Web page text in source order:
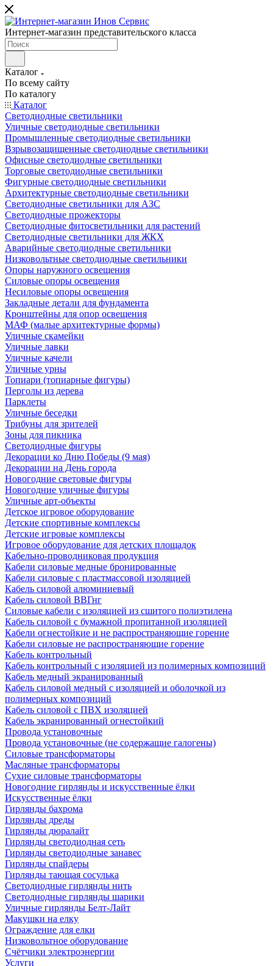
Интернет-магазин представительского класса
Каталог
По всему сайту
По каталогу
Каталог
Светодиодные светильники
Уличные светодиодные светильники
Промышленные светодиодные светильники
Взрывозащищенные светодиодные светильники
Офисные светодиодные светильники
Торговые светодиодные светильники
Фигурные светодиодные светильники
Архитектурные светодиодные светильники
Светодиодные светильники для АЗС
Светодиодные прожекторы
Светодиодные фитосветильники для растений
Светодиодные светильники для ЖКХ
Аварийные светодиодные светильники
Низковольтные светодиодные светильники
Опоры наружного освещения
Силовые опоры освещения
Несиловые опоры освещения
Закладные детали для фундамента
Кронштейны для опор освещения
МАФ (малые архитектурные формы)
Уличные скамейки
Уличные лавки
Уличные качели
Уличные урны
Топиари (топиарные фигуры)
Перголы из дерева
Парклеты
Уличные беседки
Трибуны для зрителей
Зоны для пикника
Светодиодные фигуры
Декорации ко Дню Победы (9 мая)
Декорации на День города
Новогодние световые фигуры
Новогодние уличные фигуры
Уличные арт-объекты
Детское игровое оборудование
Детские спортивные комплексы
Детские игровые комплексы
Игровое оборудование для детских площадок
Кабельно-проводниковая продукция
Кабели силовые медные бронированные
Кабели силовые с пластмассовой изоляцией
Кабель силовой алюминиевый
Кабель силовой ВВГнг
Силовые кабели с изоляцией из сшитого полиэтилена
Кабель силовой с бумажной пропитанной изоляцией
Кабели огнестойкие и не распространяющие горение
Кабели силовые не распространяющие горение
Кабель контрольный
Кабель контрольный с изоляцией из полимерных композиций
Кабель медный экранированный
Кабель силовой медный с изоляцией и оболочкой из
полимерных композиций
Кабель силовой с ПВХ изоляцией
Кабель экранированный огнестойкий
Провода установочные
Провода установочные (не содержащие галогены)
Силовые трансформаторы
Масляные трансформаторы
Сухие силовые трансформаторы
Новогодние гирлянды и искусственные ёлки
Искусственные ёлки
Гирлянды бахрома
Гирлянды дреды
Гирлянды дюралайт
Гирлянды светодиодная сеть
Гирлянды светодиодные занавес
Гирлянды спайдеры
Гирлянды тающая сосулька
Светодиодные гирлянды нить
Светодиодные гирлянды шарики
Уличные гирлянды Белт-Лайт
Макушки на елку
Ограждение для елки
Низковольтное оборудование
Счётчики электроэнергии
Услуги